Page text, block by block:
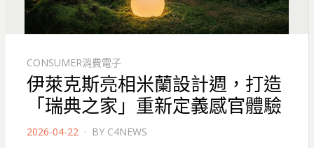
CONSUMER消費電子
伊萊克斯亮相米蘭設計週，打造
「瑞典之家」重新定義感官體驗
POSTED
2026-04-22 BY C4NEWS